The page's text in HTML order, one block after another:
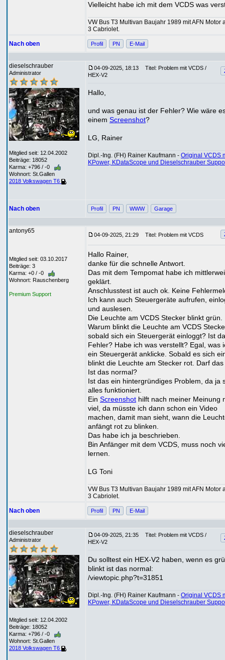
Vielleicht habe ich mit dem VCDS was
VW Bus T3 Multivan Baujahr 1989 mit AFN Motor
3 Cabriolet.
Nach oben Profil PN E-Mail
dieselschrauber
Administrator
Mitglied seit: 12.04.2002
Beiträge: 18052
Karma: +796 / -0
Wohnort: St.Gallen
2018 Volkswagen T6
04-09-2025, 18:13
Titel: Problem mit VCDS /
HEX-V2
Hallo,
und was genau ist der Fehler? Wie wäre
einem Screenshot?
LG, Rainer
Dipl.-Ing. (FH) Rainer Kaufmann - Original VCDS
KPower, KDataScope und Dieselschrauber
Nach oben Profil PN WWW Garage
antony65
Mitglied seit: 03.10.2017
Beiträge: 3
Karma: +0 / -0
Wohnort: Rauschenberg
Premium Support
04-09-2025, 21:29 Titel: Problem mit VCDS
Hallo Rainer,
danke für die schnelle Antwort.
Das mit dem Tempomat habe ich
geklärt.
Anschlusstest ist auch ok. Keine
Ich kann auch Steuergeräte aufrufen,
und auslesen.
Die Leuchte am VCDS Stecker blinkt grün.
Warum blinkt die Leuchte am VCDS
sobald sich ein Steuergerät einloggt? Ist
Fehler? Habe ich was verstellt? Egal, was
ein Steuergerät anklicke. Sobald es sich
blinkt die Leuchte am Stecker rot. Darf
Ist das normal?
Ist das ein hintergründiges Problem, da ja
alles funktioniert.
Ein Screenshot hilft nach meiner Meinung
viel, da müsste ich dann schon ein Video
machen, damit man sieht, wann die
anfängt rot zu blinken.
Das habe ich ja beschrieben.
Bin Anfänger mit dem VCDS, muss noch
lernen.
LG Toni
VW Bus T3 Multivan Baujahr 1989 mit AFN Motor
3 Cabriolet.
Nach oben Profil PN E-Mail
dieselschrauber
Administrator
Mitglied seit: 12.04.2002
Beiträge: 18052
Karma: +796 / -0
Wohnort: St.Gallen
2018 Volkswagen T6
04-09-2025, 21:35
Titel: Problem mit VCDS /
HEX-V2
Du solltest ein HEX-V2 haben, wenn es
blinkt ist das normal:
/viewtopic.php?t=31851
Dipl.-Ing. (FH) Rainer Kaufmann - Original VCDS
KPower, KDataScope und Dieselschrauber